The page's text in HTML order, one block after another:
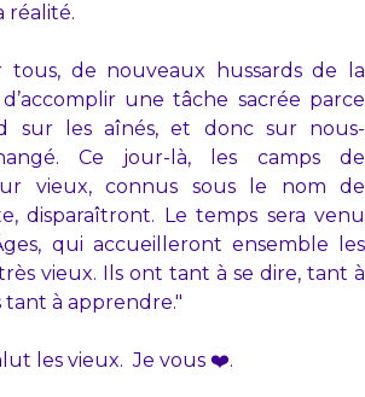
réalité.
tous, de nouveaux hussards de la
une tâche sacrée parce
sur les aînés, et donc sur nous-
Ce jour-là, les camps de
vieux, connus sous le nom de
disparaîtront. Le temps sera venu
qui accueilleront ensemble les
vieux. Ils ont tant à se dire, tant à
à apprendre."
les vieux. Je vous ❤️.